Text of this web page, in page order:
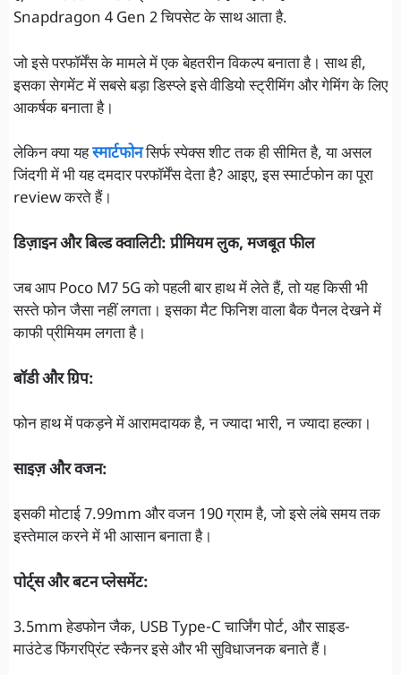
Snapdragon 4 Gen 2 चिपसेट के साथ आता है.
जो इसे परफॉर्मेंस के मामले में एक बेहतरीन विकल्प बनाता है। साथ ही,
इसका सेगमेंट में सबसे बड़ा डिस्प्ले इसे वीडियो स्ट्रीमिंग और गेमिंग के लिए
आकर्षक बनाता है।
लेकिन क्या यहस्मार्टफोनसिर्फ स्पेक्स शीट तक ही सीमित है, या असल
जिंदगी में भी यह दमदार परफॉर्मेंस देता है? आइए, इस स्मार्टफोन का पूरा
review करते हैं।
डिज़ाइन और बिल्ड क्वालिटी: प्रीमियम लुक, मजबूत फील
जब आप Poco M7 5G को पहली बार हाथ में लेते हैं, तो यह किसी भी
सस्ते फोन जैसा नहीं लगता। इसका मैट फिनिश वाला बैक पैनल देखने में
काफी प्रीमियम लगता है।
बॉडी और ग्रिप:
फोन हाथ में पकड़ने में आरामदायक है, न ज्यादा भारी, न ज्यादा हल्का।
साइज़ और वजन:
इसकी मोटाई 7.99mm और वजन 190 ग्राम है, जो इसे लंबे समय तक
इस्तेमाल करने में भी आसान बनाता है।
पोर्ट्स और बटन प्लेसमेंट:
3.5mm हेडफोन जैक, USB Type-C चार्जिंग पोर्ट, और साइड-
माउंटेड फिंगरप्रिंट स्कैनर इसे और भी सुविधाजनक बनाते हैं।